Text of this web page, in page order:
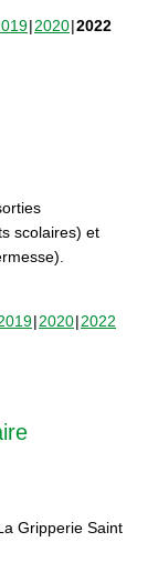
2020 2022
scolaires) et
2020 2022
Gripperie Saint